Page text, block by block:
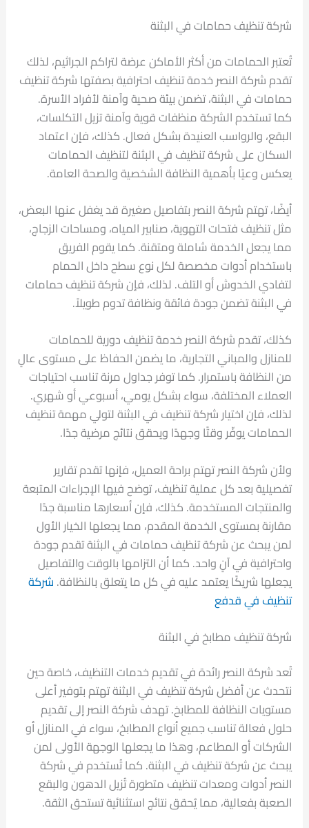
شركة تنظيف حمامات في البثنة
تُعتبر الحمامات من أكثر الأماكن عرضة لتراكم الجراثيم، لذلك
تقدم شركة النصر خدمة تنظيف احترافية بصفتها شركة تنظيف
حمامات في البثنة، تضمن بيئة صحية وآمنة لأفراد الأسرة.
كما تستخدم الشركة منظفات قوية وآمنة تزيل التكلسات،
البقع، والرواسب العنيدة بشكل فعال. كذلك، فإن اعتماد
السكان على شركة تنظيف في البثنة لتنظيف الحمامات
يعكس وعيًا بأهمية النظافة الشخصية والصحة العامة.
أيضًا، تهتم شركة النصر بتفاصيل صغيرة قد يغفل عنها البعض،
مثل تنظيف فتحات التهوية، صنابير المياه، ومساحات الزجاج،
مما يجعل الخدمة شاملة ومتقنة. كما يقوم الفريق
باستخدام أدوات مخصصة لكل نوع سطح داخل الحمام
لتفادي الخدوش أو التلف. لذلك، فإن شركة تنظيف حمامات
في البثنة تضمن جودة فائقة ونظافة تدوم طويلاً.
كذلك، تقدم شركة النصر خدمة تنظيف دورية للحمامات
للمنازل والمباني التجارية، ما يضمن الحفاظ على مستوى عالٍ
من النظافة باستمرار. كما توفر جداول مرنة تناسب احتياجات
العملاء المختلفة، سواء بشكل يومي، أسبوعي أو شهري.
لذلك، فإن اختيار شركة تنظيف في البثنة لتولي مهمة تنظيف
الحمامات يوفّر وقتًا وجهدًا ويحقق نتائج مرضية جدًا.
ولأن شركة النصر تهتم براحة العميل، فإنها تقدم تقارير
تفصيلية بعد كل عملية تنظيف، توضح فيها الإجراءات المتبعة
والمنتجات المستخدمة. كذلك، فإن أسعارها مناسبة جدًا
مقارنة بمستوى الخدمة المقدم، مما يجعلها الخيار الأول
لمن يبحث عن شركة تنظيف حمامات في البثنة تقدم جودة
واحترافية في آنٍ واحد. كما أن التزامها بالوقت والتفاصيل
يجعلها شريكًا يعتمد عليه في كل ما يتعلق بالنظافة. شركة
تنظيف في قدفع
شركة تنظيف مطابخ في البثنة
تُعد شركة النصر رائدة في تقديم خدمات التنظيف، خاصة حين
نتحدث عن أفضل شركة تنظيف في البثنة تهتم بتوفير أعلى
مستويات النظافة للمطابخ. تهدف شركة النصر إلى تقديم
حلول فعالة تناسب جميع أنواع المطابخ، سواء في المنازل أو
الشركات أو المطاعم، وهذا ما يجعلها الوجهة الأولى لمن
يبحث عن شركة تنظيف في البثنة. كما تُستخدم في شركة
النصر أدوات ومعدات تنظيف متطورة تُزيل الدهون والبقع
الصعبة بفعالية، مما يُحقق نتائج استثنائية تستحق الثقة.